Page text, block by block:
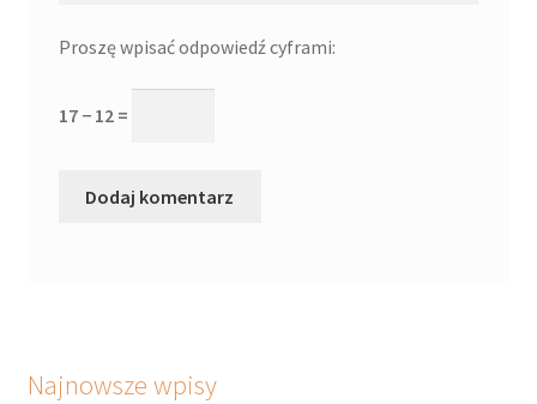
Proszę wpisać odpowiedź cyframi:
17 − 12 =
Najnowsze wpisy